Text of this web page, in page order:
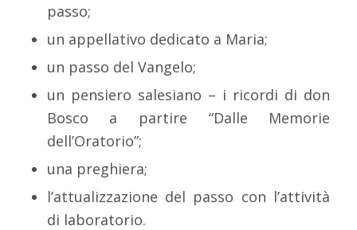
passo;
un appellativo dedicato a Maria;
un passo del Vangelo;
un pensiero salesiano – i ricordi di don
Bosco a partire “Dalle Memorie
dell’Oratorio”;
una preghiera;
l’attualizzazione del passo con l’attività
di laboratorio.